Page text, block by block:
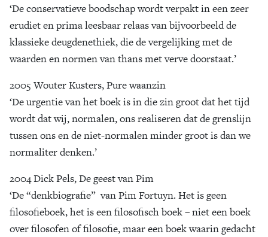
‘De conservatieve boodschap wordt verpakt in een zeer
erudiet en prima leesbaar relaas van bijvoorbeeld de
klassieke deugdenethiek, die de vergelijking met de
waarden en normen van thans met verve doorstaat.’
2005 Wouter Kusters, Pure waanzin
‘De urgentie van het boek is in die zin groot dat het tijd
wordt dat wij, normalen, ons realiseren dat de grenslijn
tussen ons en de niet-normalen minder groot is dan we
normaliter denken.’
2004 Dick Pels, De geest van Pim
‘De “denkbiografie” van Pim Fortuyn. Het is geen
filosofieboek, het is een filosofisch boek – niet een boek
over filosofen of filosofie, maar een boek waarin gedacht